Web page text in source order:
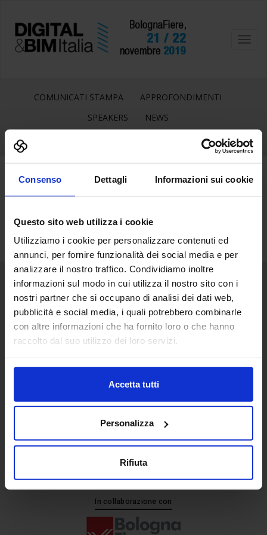
Consenso Dettagli Informazioni sui cookie
Questo sito web utilizza i cookie
Utilizziamo i cookie per personalizzare contenuti ed
annunci, per fornire funzionalità dei social media e per
analizzare il nostro traffico. Condividiamo inoltre
informazioni sul modo in cui utilizza il nostro sito con i
nostri partner che si occupano di analisi dei dati web,
pubblicità e social media, i quali potrebbero combinarle
con altre informazioni che ha fornito loro o che hanno
raccolto dal suo utilizzo dei loro servizi.
Accetta tutti
Personalizza
Rifiuta
COMUNICATI STAMPA
APPROFONDIMENTI
SPEAKERS
NEWS
Senaf srl
+ 39 051.325511
+ 39 02.332039460
In collaborazione con